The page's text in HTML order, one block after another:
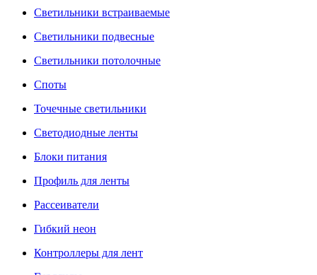
Светильники встраиваемые
Светильники подвесные
Светильники потолочные
Споты
Точечные светильники
Светодиодные ленты
Блоки питания
Профиль для ленты
Рассеиватели
Гибкий неон
Контроллеры для лент